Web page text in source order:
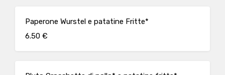
Paperone Wurstel e patatine Fritte*
6.50 €